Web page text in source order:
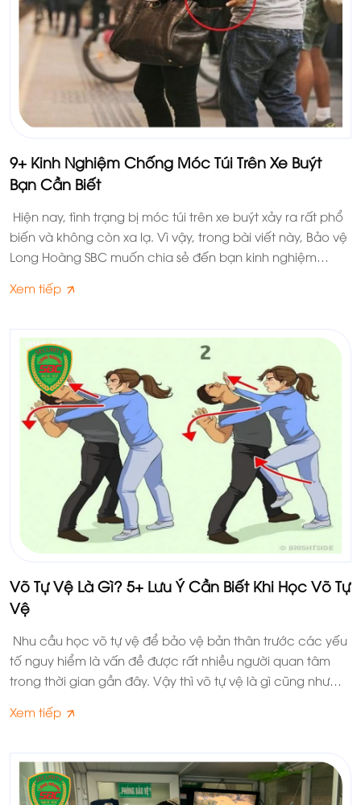
9+ Kinh Nghiệm Chống Móc Túi Trên Xe Buýt
Bạn Cần Biết
Hiện nay, tình trạng bị móc túi trên xe buýt xảy ra rất phổ
biến và không còn xa lạ. Vì vậy, trong bài viết này, Bảo vệ
Long Hoàng SBC muốn chia sẻ đến bạn kinh nghiệm
Xem tiếp
Võ Tự Vệ Là Gì? 5+ Lưu Ý Cần Biết Khi Học Võ Tự
Vệ
Nhu cầu học võ tự vệ để bảo vệ bản thân trước các yếu
tố nguy hiểm là vấn đề được rất nhiều người quan tâm
trong thời gian gần đây. Vậy thì võ tự vệ là gì cũng như
học? Hãy theo dõi bài viết sau đây của Bảo vệ Long
Xem tiếp